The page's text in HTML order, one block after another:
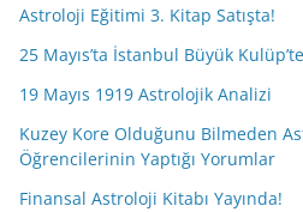
Astroloji Eğitimi 3. Kitap Satışta!
25 Mayıs’ta İstanbul Büyük
19 Mayıs 1919 Astrolojik Analizi
Kuzey Kore Olduğunu Bilmeden
Öğrencilerinin Yaptığı Yorumlar
Finansal Astroloji Kitabı Yayında!